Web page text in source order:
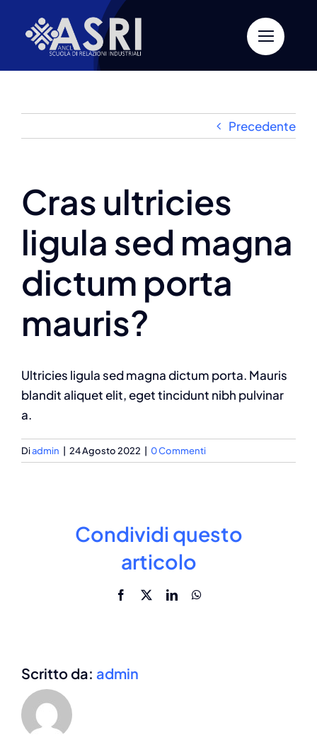
contenuto
Precedente
Cras ultricies
ligula sed magna
dictum porta
mauris?
Ultricies ligula sed magna dictum porta. Mauris
blandit aliquet elit, eget tincidunt nibh pulvinar
a.
Diadmin 24 Agosto 2022 0 Commenti
Condividi questo
articolo
Facebook LinkedInWhatsApp
Scritto da: admin